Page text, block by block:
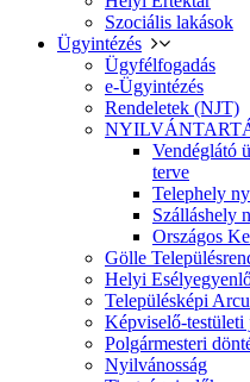
Szociális lakások
Ügyintézés
Ügyfélfogadás
e-Ügyintézés
Rendeletek (NJT)
Vendéglátó
terve
Telephely
Szálláshely
Országos
Gölle
Helyi
Településképi
Képviselő-
Polgármesteri
Nyilvánosság